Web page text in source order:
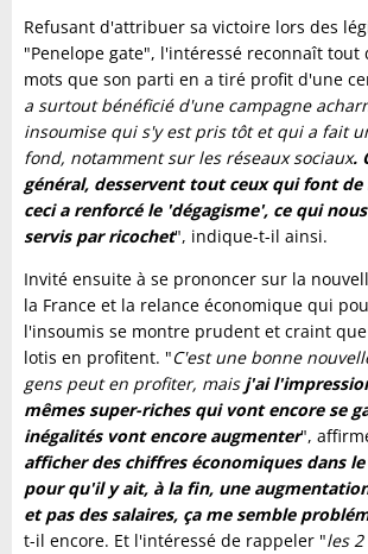
Refusant d'attribuer sa victoire lors des
"Penelope gate", l'intéressé reconnaît tout
mots que son parti en a tiré profit d'une
a surtout bénéficié d'une campagne
insoumise qui s'y est pris tôt et qui a fait
fond, notamment sur les réseaux sociaux.
général, desservent tout ceux qui font
ceci a renforcé le 'dégagisme', ce qui
servis par ricochet", indique-t-il ainsi.
Invité ensuite à se prononcer sur la
la France et la relance économique qui
l'insoumis se montre prudent et craint
lotis en profitent. "C'est une bonne
gens peut en profiter, mais j'ai
mêmes super-riches qui vont encore se
inégalités vont encore augmenter",
afficher des chiffres économiques dans
pour qu'il y ait, à la fin, une
et pas des salaires, ça me semble
t-il encore. Et l'intéressé de rappeler "les